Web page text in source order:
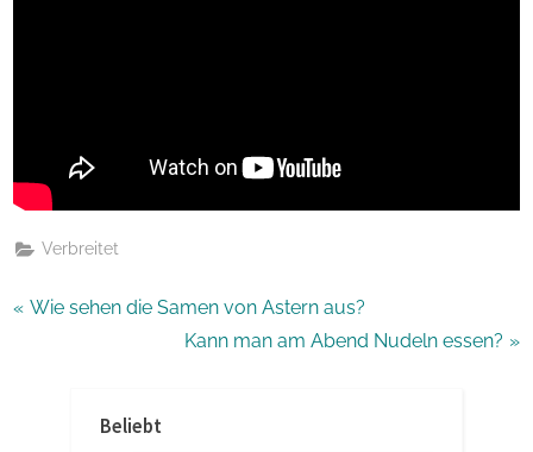
Verbreitet
Beitragsnavigation
P
Wie sehen die Samen von Astern aus?
N
Kann man am Abend Nudeln essen?
Beliebt